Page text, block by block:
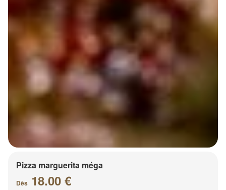
Pizza marguerita méga
Dès 18.00 €